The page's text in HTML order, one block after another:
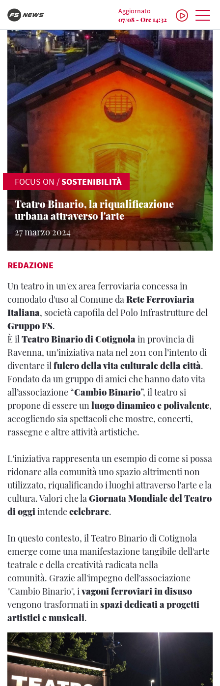
Aggiornato
07/08 - Ore 14:32
FOCUS ON /SOSTENIBILITÀ
Teatro Binario, la riqualificazione
urbana attraverso l'arte
27 marzo 2024
REDAZIONE
Un teatro in un'ex area ferroviaria concessa in
comodato d'uso al Comune daRete Ferroviaria
Italiana, società capofila del Polo Infrastrutture del
Gruppo FS.
È ilTeatro Binario di Cotignolain provincia di
Ravenna, un’iniziativa nata nel 2011 con l’intento di
diventare ilfulcro della vita culturale della città.
Fondato da un gruppo di amici che hanno dato vita
all’associazione “Cambio Binario”, il teatro si
propone di essere unluogo dinamico e polivalente,
accogliendo sia spettacoli che mostre, concerti,
rassegne e altre attività artistiche.
L'iniziativa rappresenta un esempio di come si possa
ridonare alla comunità uno spazio altrimenti non
utilizzato, riqualificando i luoghi attraverso l'arte e la
cultura. Valori che laGiornata Mondiale del Teatro
di oggiintendecelebrare.
In questo contesto, il Teatro Binario di Cotignola
emerge come una manifestazione tangibile dell'arte
teatrale e della creatività radicata nella
comunità. Grazie all'impegno dell'associazione
"Cambio Binario", ivagoni ferroviari in disuso
vengono trasformati inspazi dedicati a progetti
artistici e musicali.